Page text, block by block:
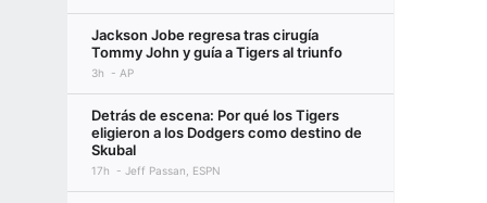
Jackson Jobe regresa tras cirugía
Tommy John y guía a Tigers al triunfo
3h AP
Detrás de escena: Por qué los Tigers
eligieron a los Dodgers como destino de
Skubal
17h Jeff Passan, ESPN